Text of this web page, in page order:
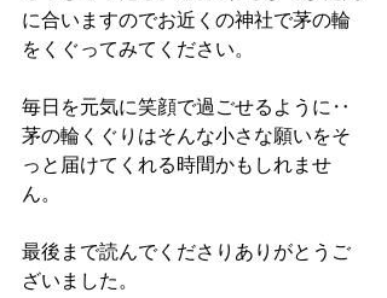
に合いますのでお近くの神社で茅の輪
をくぐってみてください。
毎日を元気に笑顔で過ごせるように‥
茅の輪くぐりはそんな小さな願いをそ
っと届けてくれる時間かもしれませ
ん。
最後まで読んでくださりありがとうご
ざいました。